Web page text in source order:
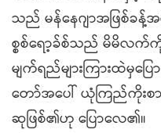
သည် မန်နေဂျာအဖြစ်ခန့်အ
စ္စစ်ရော့ခ်စ်သည် မိမိလက်
မျက်ရည်များကြားထဲမှပ
တော်အပေါ် ယုံကြည်ကိုးစား
ဆုဖြစ်၏ဟု ပြောလေ၏။